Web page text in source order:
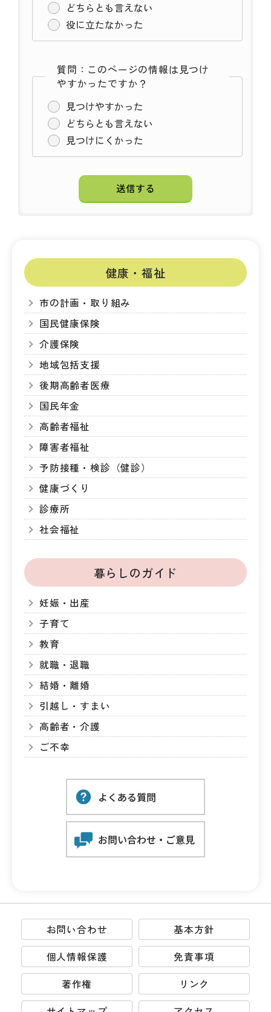
どちらとも言えない
役に立たなかった
質問：このページの情報は見つけ
やすかったですか？
見つけやすかった
どちらとも言えない
見つけにくかった
健康・福祉
市の計画・取り組み
国民健康保険
介護保険
地域包括支援
後期高齢者医療
国民年金
高齢者福祉
障害者福祉
予防接種・検診（健診）
健康づくり
診療所
社会福祉
暮らしのガイド
妊娠・出産
子育て
教育
就職・退職
結婚・離婚
引越し・すまい
高齢者・介護
ご不幸
お問い合わせ
基本方針
個人情報保護
免責事項
著作権
リンク